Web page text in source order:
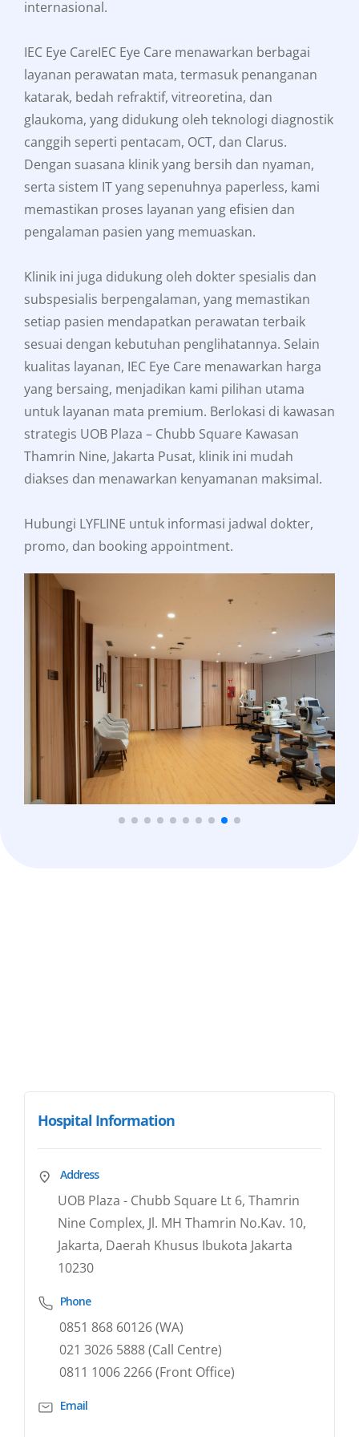
internasional.
IEC Eye CareIEC Eye Care menawarkan berbagai
layanan perawatan mata, termasuk penanganan
katarak, bedah refraktif, vitreoretina, dan
glaukoma, yang didukung oleh teknologi diagnostik
canggih seperti pentacam, OCT, dan Clarus.
Dengan suasana klinik yang bersih dan nyaman,
serta sistem IT yang sepenuhnya paperless, kami
memastikan proses layanan yang efisien dan
pengalaman pasien yang memuaskan.
Klinik ini juga didukung oleh dokter spesialis dan
subspesialis berpengalaman, yang memastikan
setiap pasien mendapatkan perawatan terbaik
sesuai dengan kebutuhan penglihatannya. Selain
kualitas layanan, IEC Eye Care menawarkan harga
yang bersaing, menjadikan kami pilihan utama
untuk layanan mata premium. Berlokasi di kawasan
strategis UOB Plaza – Chubb Square Kawasan
Thamrin Nine, Jakarta Pusat, klinik ini mudah
diakses dan menawarkan kenyamanan maksimal.
Hubungi LYFLINE untuk informasi jadwal dokter,
promo, dan booking appointment.
Hospital Information
Address
UOB Plaza - Chubb Square Lt 6, Thamrin
Nine Complex, Jl. MH Thamrin No.Kav. 10,
Jakarta, Daerah Khusus Ibukota Jakarta
10230
Phone
0851 868 60126 (WA)
021 3026 5888 (Call Centre)
0811 1006 2266 (Front Office)
Email